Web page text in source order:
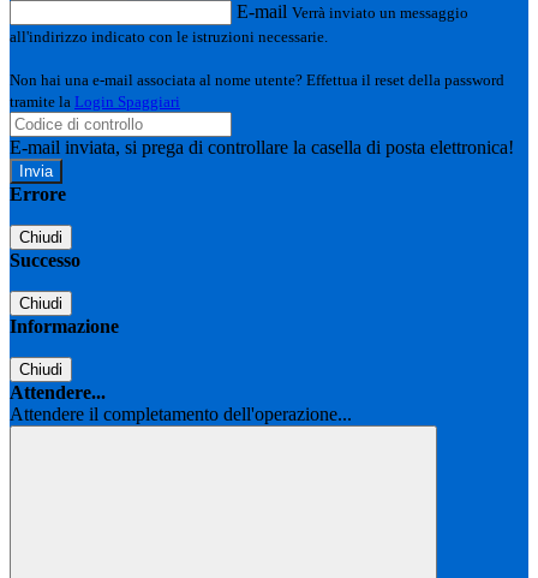
E-mail Verrà inviato un messaggio
all'indirizzo indicato con le istruzioni necessarie.
Non hai una e-mail associata al nome utente? Effettua il reset della password
tramite la Login Spaggiari
E-mail inviata, si prega di controllare la casella di posta elettronica!
Errore
Chiudi
Successo
Chiudi
Informazione
Chiudi
Attendere...
Attendere il completamento dell'operazione...